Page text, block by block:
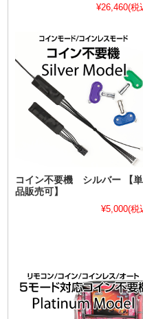
¥26,460(税
コイン不要機 シルバー 【単
品販売可】
¥5,000(税